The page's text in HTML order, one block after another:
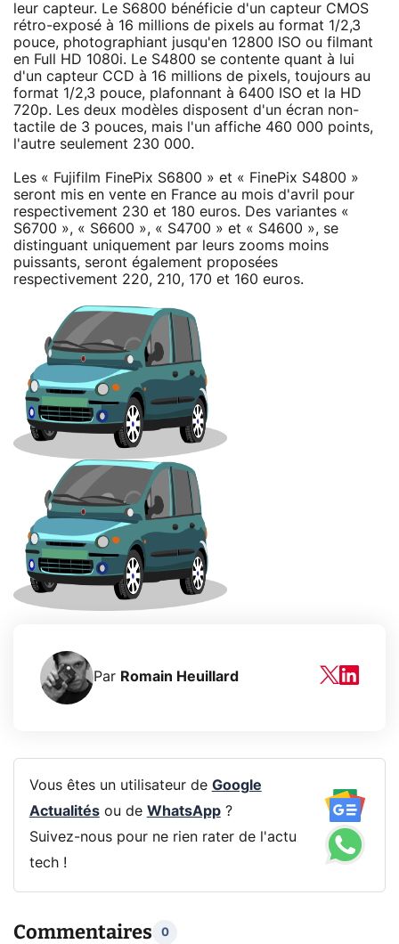
leur capteur. Le S6800 bénéficie d'un capteur CMOS
rétro-exposé à 16 millions de pixels au format 1/2,3
pouce, photographiant jusqu'en 12800 ISO ou filmant
en Full HD 1080i. Le S4800 se contente quant à lui
d'un capteur CCD à 16 millions de pixels, toujours au
format 1/2,3 pouce, plafonnant à 6400 ISO et la HD
720p. Les deux modèles disposent d'un écran non-
tactile de 3 pouces, mais l'un affiche 460 000 points,
l'autre seulement 230 000.
Les « Fujifilm FinePix S6800 » et « FinePix S4800 »
seront mis en vente en France au mois d'avril pour
respectivement 230 et 180 euros. Des variantes «
S6700 », « S6600 », « S4700 » et « S4600 », se
distinguant uniquement par leurs zooms moins
puissants, seront également proposées
respectivement 220, 210, 170 et 160 euros.
Par Romain Heuillard
Vous êtes un utilisateur de Google
Actualitésou de WhatsApp?
Suivez-nous pour ne rien rater de l'actu
tech !
Commentaires 0